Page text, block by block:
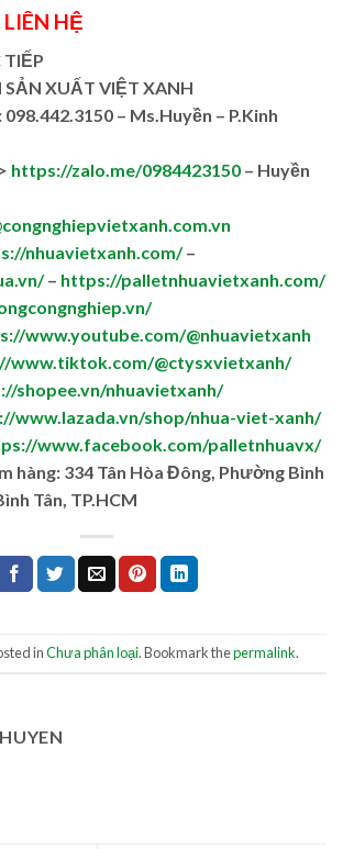
HỆ
TIẾP
SẢN XUẤT VIỆT XANH
– Ms.Huyền – P.Kinh
https://zalo.me/0984423150 – Huyền
nhuavietxanh.com/–
– https://palletnhuavietxanh.com/
www.youtube.com/@nhuavietxanh
www.tiktok.com/@ctysxvietxanh/
shopee.vn/nhuavietxanh/
www.lazada.vn/shop/nhua-viet-xanh/
www.facebook.com/palletnhuavx/
hàng: 334 Tân Hòa Đông, Phường Bình
Tân, TP.HCM
inChưa phân loại. Bookmark thepermalink.
HUYEN